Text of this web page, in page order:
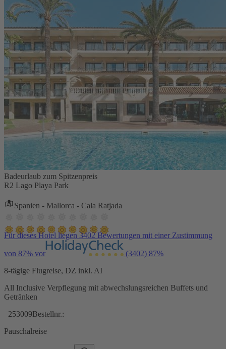
Badeurlaub zum Spitzenpreis
R2 Lago Playa Park
Spanien - Mallorca - Cala Ratjada
Für dieses Hotel liegen 3402 Bewertungen mit einer Zustimmung
von 87% vor (3402) 87%
8-tägige Flugreise, DZ inkl. AI
All Inclusive Verpflegung mit abwechslungsreichen Buffets und
Getränken
253009Bestellnr.:
Pauschalreise